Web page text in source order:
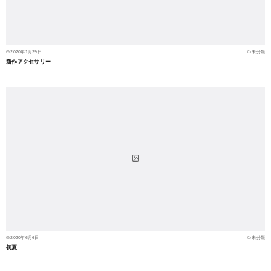
2020年1月29日 未分類
新作アクセサリー
2020年6月6日 未分類
初夏